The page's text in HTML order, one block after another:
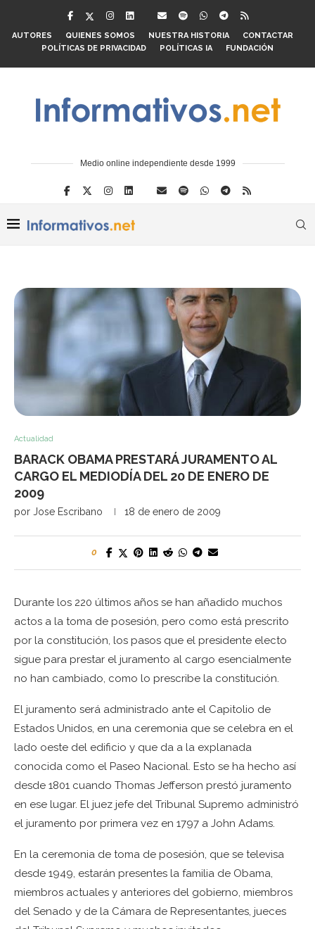
AUTORES QUIENES SOMOS NUESTRA HISTORIA
CONTACTAR
POLÍTICAS DE PRIVACIDAD
POLÍTICAS IA FUNDACIÓN
Medio online independiente desde 1999
Actualidad
BARACK OBAMA PRESTARÁ JURAMENTO AL
CARGO EL MEDIODÍA DEL 20 DE ENERO DE
2009
por Jose Escribano 18 de enero de 2009
0
Durante los 220 últimos años se han añadido muchos
actos a la toma de posesión, pero como está prescrito
por la constitución, los pasos que el presidente electo
sigue para prestar el juramento al cargo esencialmente
no han cambiado, como lo prescribe la constitución.
El juramento será administrado ante el Capitolio de
Estados Unidos, en una ceremonia que se celebra en el
lado oeste del edificio y que da a la explanada
conocida como el Paseo Nacional. Esto se ha hecho así
desde 1801 cuando Thomas Jefferson prestó juramento
en ese lugar. El juez jefe del Tribunal Supremo administró
el juramento por primera vez en 1797 a John Adams.
En la ceremonia de toma de posesión, que se televisa
desde 1949, estarán presentes la familia de Obama,
miembros actuales y anteriores del gobierno, miembros
del Senado y de la Cámara de Representantes, jueces